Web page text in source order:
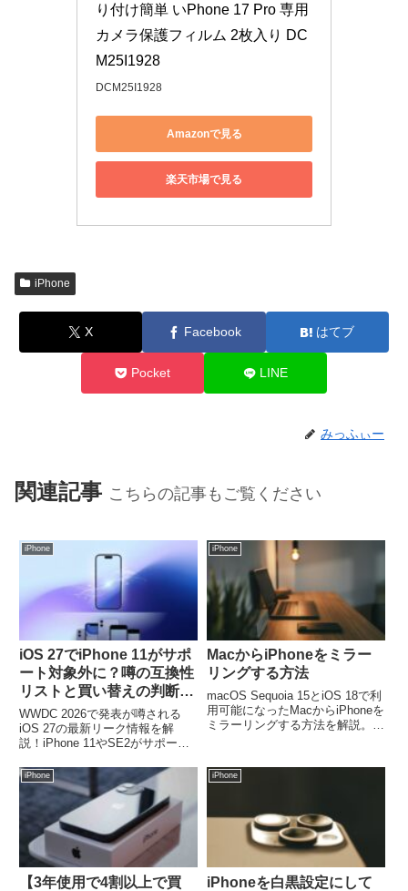
り付け簡単 いPhone 17 Pro 専用
カメラ保護フィルム 2枚入り DC
M25I1928
DCM25I1928
Amazonで見る
楽天市場で見る
iPhone
X Facebook はてブ
Pocket LINE
みっふぃー
関連記事 こちらの記事もご覧ください
iPhone
iOS 27でiPhone 11がサポ
ート対象外に？噂の互換性
リストと買い替えの判断基
準
WWDC 2026で発表が噂される
iOS 27の最新リーク情報を解
説！iPhone 11やSE2がサポート
Apple Intelligence（AI）戦略との
関係、お手持ちのモデルが使える
かどうかの判断基準とおすすめの
対策をまとめました。
iPhone
MacからiPhoneをミラー
リングする方法
macOS Sequoia 15とiOS 18で利
用可能になったMacからiPhoneを
ミラーリングする方法を解説。
など、実際に使ってわかった便利
な使い方と注意点をご紹介。
iPhone
【3年使用で4割以上で買
iPhone
iPhoneを白黒設定にして